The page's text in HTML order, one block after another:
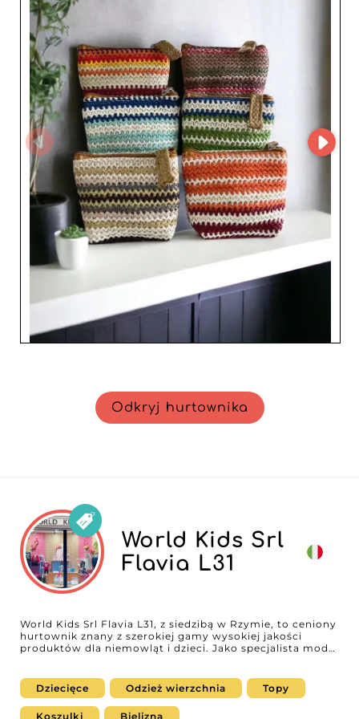
precyzyjnego targetowania i zarządzanie zamówieniami
z łatwością. Detaliści znajdą w Marostyle nie tylko torby i
akcesoria ze skóry lub innowacyjnych materiałów, ale
również mnóstwo stylów od klasycznych po najnowsze
trendy. Każdy produkt jest starannie dobierany, aby
zapewnić doskonałą trwałość i niezaprzeczalny
estetyczny apel, gwarantując tym samym zadowolenie
klienta końcowego. Wybierając Marostyle jako dostawcę,
profesjonaliści korzystają również z korzystnych
warunków zakupu, regularnych nowości i ciągłego
dostosowywania się do trendów rynkowych. Ten śmiały
hurtownik nieustannie się rozwija, oferując rozwiązania,
które napędzają sukces sklepów, które wspiera. Z
Marostyle, możesz być pewien owocnej współpracy,
która ceni doświadczenie klienta i maksymalizuje Twoje
szanse na sprzedaż w tym konkurencyjnym świecie
mody.
Odkryj hurtownika
World Kids Srl
Flavia L31
World Kids Srl Flavia L31, z siedzibą w Rzymie, to ceniony
hurtownik znany z szerokiej gamy wysokiej jakości
produktów dla niemowląt i dzieci. Jako specjalista mody
zegarków oraz akcesoriów, odpowiadając na
zróżnicowane potrzeby profesjonalistów poszukujących
modnych i niezawodnych produktów. Jako lider w
Dziecięce Odzież wierzchnia Topy
Koszulki Bielizna